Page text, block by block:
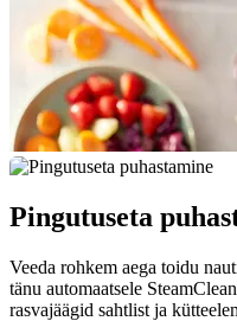
Pingutuseta
Veeda rohkem aega toidu
tänu automaatsele
rasvajäägid sahtlist ja